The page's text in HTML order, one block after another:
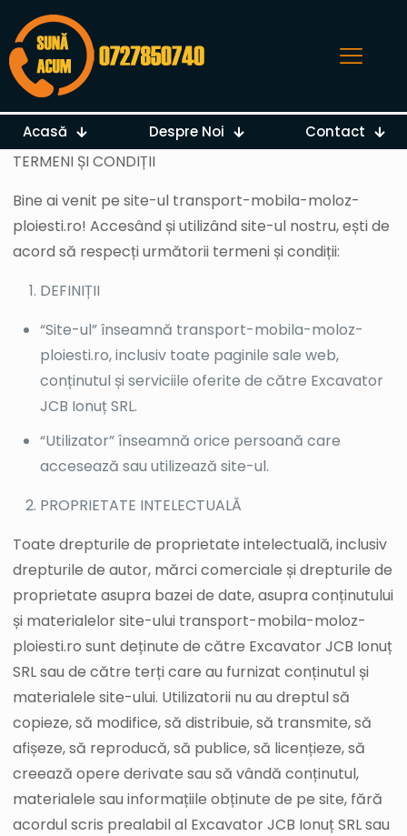
Acasă Despre Noi Contact
TERMENI ȘI CONDIȚII
Bine ai venit pe site-ul transport-mobila-moloz-
ploiesti.ro! Accesând și utilizând site-ul nostru, ești de
acord să respecți următorii termeni și condiții:
DEFINIȚII
“Site-ul” înseamnă transport-mobila-moloz-
ploiesti.ro, inclusiv toate paginile sale web,
conținutul și serviciile oferite de către Excavator
JCB Ionuț SRL.
“Utilizator” înseamnă orice persoană care
accesează sau utilizează site-ul.
PROPRIETATE INTELECTUALĂ
Toate drepturile de proprietate intelectuală, inclusiv
drepturile de autor, mărci comerciale și drepturile de
proprietate asupra bazei de date, asupra conținutului
și materialelor site-ului transport-mobila-moloz-
ploiesti.ro sunt deținute de către Excavator JCB Ionuț
SRL sau de către terți care au furnizat conținutul și
materialele site-ului. Utilizatorii nu au dreptul să
copieze, să modifice, să distribuie, să transmite, să
afișeze, să reproducă, să publice, să licențieze, să
creează opere derivate sau să vândă conținutul,
materialele sau informațiile obținute de pe site, fără
acordul scris prealabil al Excavator JCB Ionuț SRL sau